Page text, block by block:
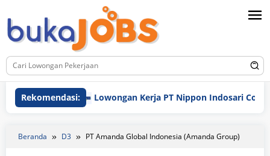
ke
konten
Rekomendasi:Lowongan Kerja PT Nippon Indosari Corpindo
Beranda D3 PT Amanda Global Indonesia (Amanda Group)